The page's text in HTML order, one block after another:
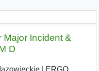
Major Incident &
D